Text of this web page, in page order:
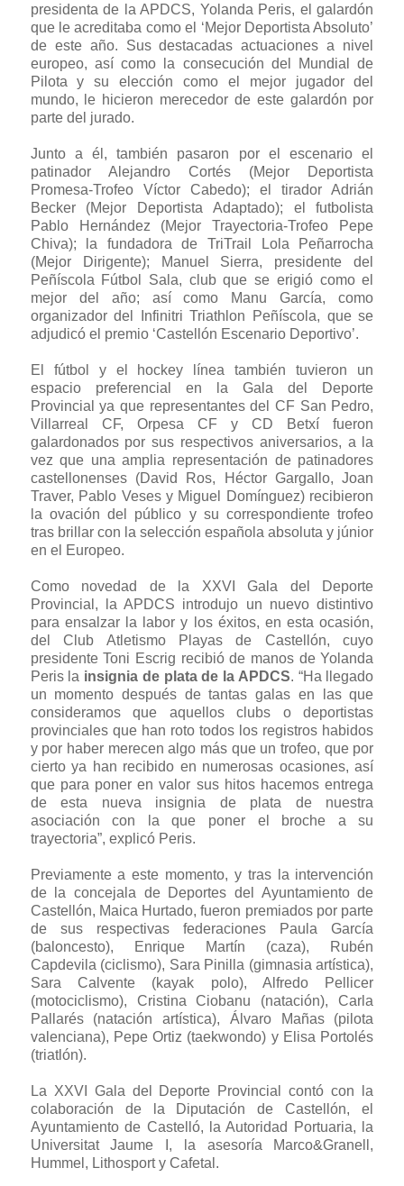
presidenta de la APDCS, Yolanda Peris, el galardón
que le acreditaba como el ‘Mejor Deportista Absoluto’
de este año. Sus destacadas actuaciones a nivel
europeo, así como la consecución del Mundial de
Pilota y su elección como el mejor jugador del
mundo, le hicieron merecedor de este galardón por
parte del jurado.
Junto a él, también pasaron por el escenario el
patinador Alejandro Cortés (Mejor Deportista
Promesa-Trofeo Víctor Cabedo); el tirador Adrián
Becker (Mejor Deportista Adaptado); el futbolista
Pablo Hernández (Mejor Trayectoria-Trofeo Pepe
Chiva); la fundadora de TriTrail Lola Peñarrocha
(Mejor Dirigente); Manuel Sierra, presidente del
Peñíscola Fútbol Sala, club que se erigió como el
mejor del año; así como Manu García, como
organizador del Infinitri Triathlon Peñíscola, que se
adjudicó el premio ‘Castellón Escenario Deportivo’.
El fútbol y el hockey línea también tuvieron un
espacio preferencial en la Gala del Deporte
Provincial ya que representantes del CF San Pedro,
Villarreal CF, Orpesa CF y CD Betxí fueron
galardonados por sus respectivos aniversarios, a la
vez que una amplia representación de patinadores
castellonenses (David Ros, Héctor Gargallo, Joan
Traver, Pablo Veses y Miguel Domínguez) recibieron
la ovación del público y su correspondiente trofeo
tras brillar con la selección española absoluta y júnior
en el Europeo.
Como novedad de la XXVI Gala del Deporte
Provincial, la APDCS introdujo un nuevo distintivo
para ensalzar la labor y los éxitos, en esta ocasión,
del Club Atletismo Playas de Castellón, cuyo
presidente Toni Escrig recibió de manos de Yolanda
Peris la insignia de plata de la APDCS. “Ha llegado
un momento después de tantas galas en las que
consideramos que aquellos clubs o deportistas
provinciales que han roto todos los registros habidos
y por haber merecen algo más que un trofeo, que por
cierto ya han recibido en numerosas ocasiones, así
que para poner en valor sus hitos hacemos entrega
de esta nueva insignia de plata de nuestra
asociación con la que poner el broche a su
trayectoria”, explicó Peris.
Previamente a este momento, y tras la intervención
de la concejala de Deportes del Ayuntamiento de
Castellón, Maica Hurtado, fueron premiados por parte
de sus respectivas federaciones Paula García
(baloncesto), Enrique Martín (caza), Rubén
Capdevila (ciclismo), Sara Pinilla (gimnasia artística),
Sara Calvente (kayak polo), Alfredo Pellicer
(motociclismo), Cristina Ciobanu (natación), Carla
Pallarés (natación artística), Álvaro Mañas (pilota
valenciana), Pepe Ortiz (taekwondo) y Elisa Portolés
(triatlón).
La XXVI Gala del Deporte Provincial contó con la
colaboración de la Diputación de Castellón, el
Ayuntamiento de Castelló, la Autoridad Portuaria, la
Universitat Jaume I, la asesoría Marco&Granell,
Hummel, Lithosport y Cafetal.